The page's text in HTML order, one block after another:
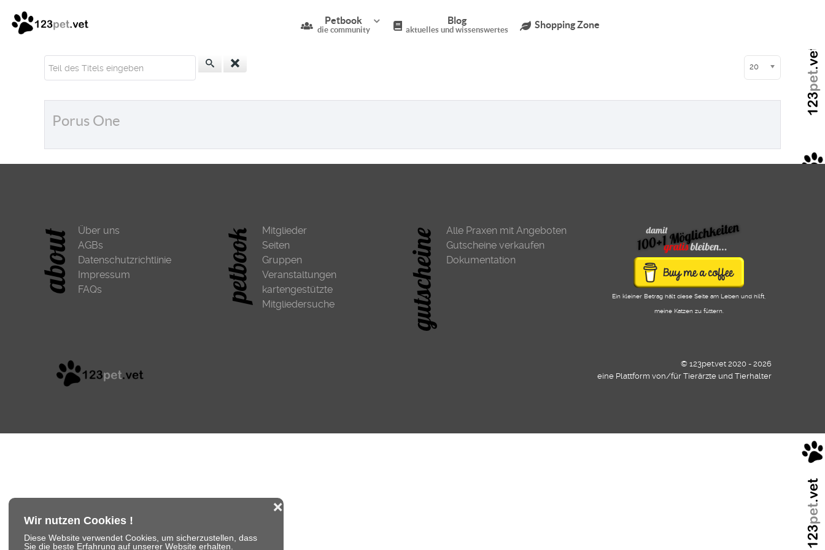
Wir nutzen Cookies !
Diese Website verwendet Cookies, um sicherzustellen, dass
Sie die beste Erfahrung auf unserer Website erhalten.
❌
Petbook
die community
Blog
aktuelles und wissenswertes Shopping Zone
Teil des Titels eingeben Anzeige #
20
Porus One
Über uns
AGBs
Datenschutzrichtlinie
Impressum
FAQs
Mitglieder
Seiten
Gruppen
Veranstaltungen
kartengestützte
Mitgliedersuche
Alle Praxen mit Angeboten
Gutscheine verkaufen
Dokumentation
Ein kleiner Betrag hält diese Seite am Leben und hilft,
meine Katzen zu füttern.
© 123pet.vet 2020 - 2026
eine Plattform von/für Tierärzte und Tierhalter